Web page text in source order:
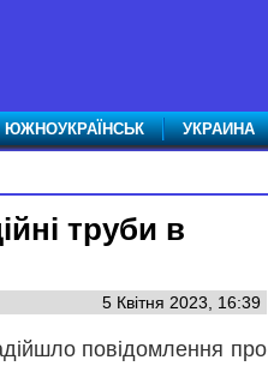
ЮЖНОУКРАЇНСЬК УКРАИНА
труби в
5 Квітня 2023, 16:39
повідомлення про